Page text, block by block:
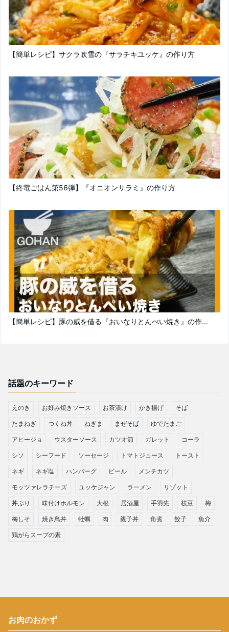
【簡単レシピ】サクラ吹雪の『サラチキユッケ』の作り方
【終電ごはん第56弾】『オニオンサラミ』の作り方
【簡単レシピ】豚の威を借る『おいなりとんぺい焼き』の作...
話題のキーワード
えのき お好み焼きソース お茶漬け かき揚げ そば
たまねぎ つくね丼 ねぎま まぜそば ゆでたまご
アヒージョ ウスターソース カツオ節 ガレット コーラ
シソ シーフード ソーセージ トマトジュース トースト
ネギ ネギ塩 ハンバーグ ビール メンチカツ
モッツァレラチーズ ユッケジャン ラーメン リゾット
丼ぶり 味付けホルモン 大根 居酒屋 手羽先 枝豆 梅
梅しそ 焼き鳥丼 牡蠣 肉 親子丼 角煮 餃子 魚介
鶏がらスープの素
お肉のおかず